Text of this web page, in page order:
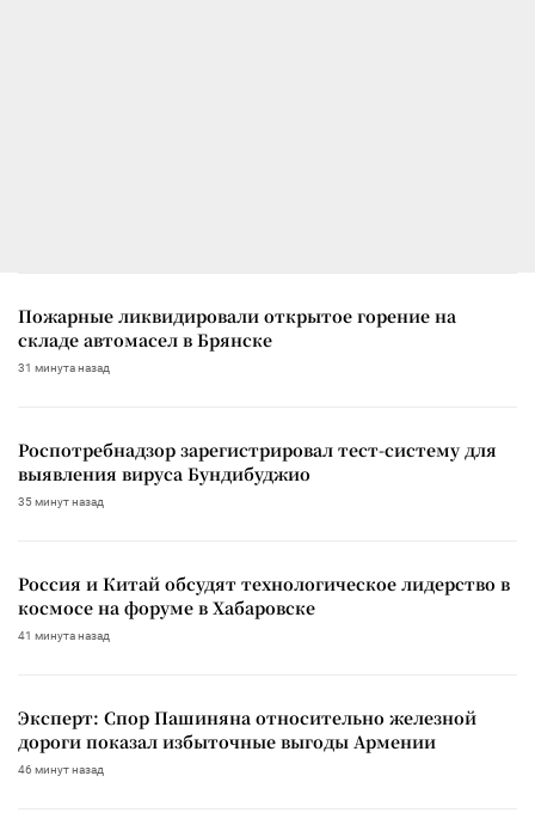
Пожарные ликвидировали открытое горение на
складе автомасел в Брянске
31 минута назад
Роспотребнадзор зарегистрировал тест-систему для
выявления вируса Бундибуджио
35 минут назад
Россия и Китай обсудят технологическое лидерство в
космосе на форуме в Хабаровске
41 минута назад
Эксперт: Спор Пашиняна относительно железной
дороги показал избыточные выгоды Армении
46 минут назад